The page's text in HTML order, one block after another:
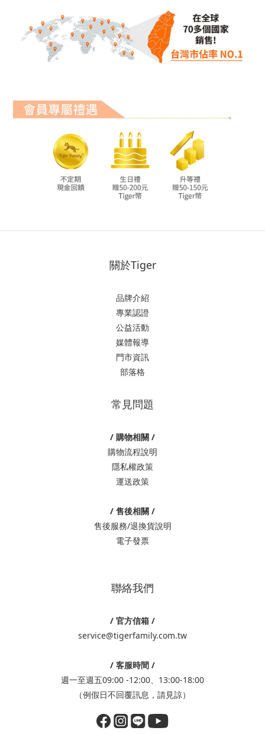
關於Tiger
品牌介紹
專業認證
公益活動
媒體報導
門市資訊
部落格
常見問題
/ 購物相關 /
購物流程說明
隱私權政策
運送政策
/ 售後相關 /
售後服務/退換貨說明
電子發票
聯絡我們
/ 官方信箱 /
service@tigerfamily.com.tw
/ 客服時間 /
週一至週五09:00 -12:00、13:00-18:00
（例假日不回覆訊息，請見諒）